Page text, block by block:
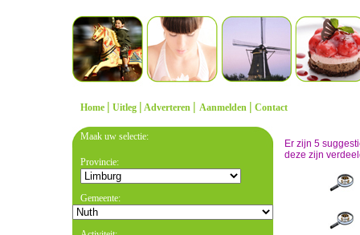
Home | Uitleg | Adverteren | Aanmelden | Contact
Maak uw selectie:
Provincie:
Gemeente:
Er zijn 5
deze zijn